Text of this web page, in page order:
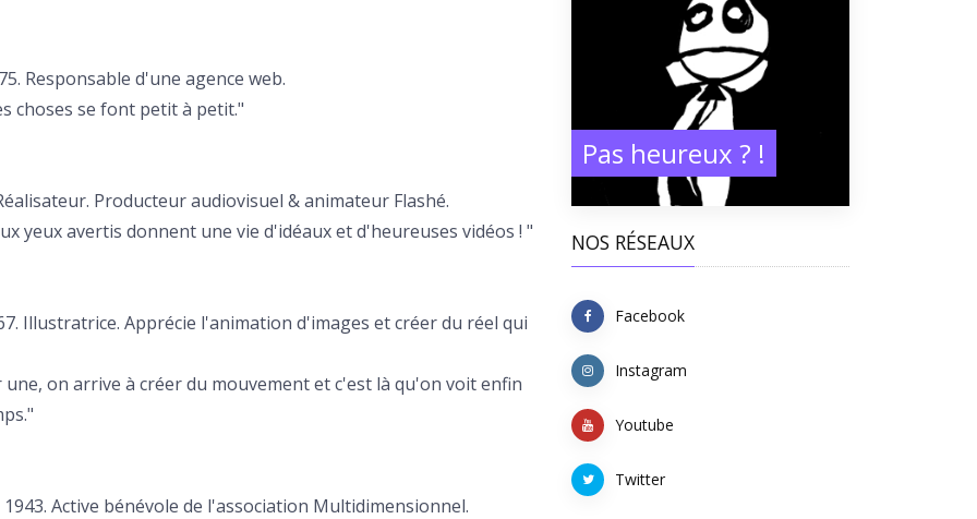
Responsable d'une agence web.
choses se font petit à petit."
Producteur audiovisuel & animateur Flashé.
yeux avertis donnent une vie d'idéaux et d'heureuses vidéos ! "
Illustratrice. Apprécie l'animation d'images et créer du réel qui
une, on arrive à créer du mouvement et c'est là qu'on voit enfin
Active bénévole de l'association Multidimensionnel.
Pas heureux ? !
NOS RÉSEAUX
Facebook
Instagram
Youtube
Twitter